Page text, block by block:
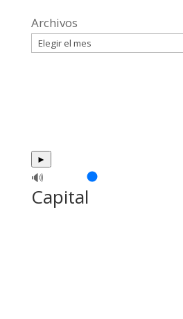
Archivos
►
🔊
Capital